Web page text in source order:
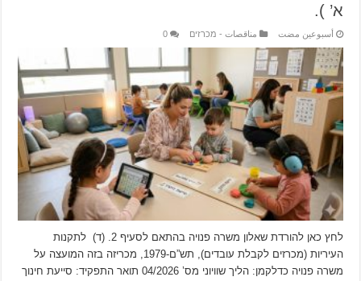
א’ ).
‏أسبوعين مضت مناقصات - מכרזים 0
לחץ כאן להורדת שאלון משרה פנויה בהתאם לסעיף 2. (ד) לתקנות
העיריות (מכרזים לקבלת עובדים), תש”ם-1979, מכריזה בזה המועצה על
משרה פנויה כדלקמן: הליך שוויוני מס’ 04/2026 תואר התפקיד: סייעת חינוך